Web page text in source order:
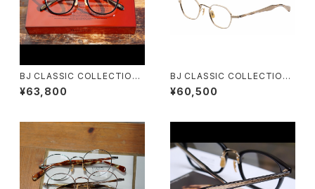
BJ CLASSIC COLLECTION
SH-C548 SHINBARI / CRAF
TSMAN EDITION
¥63,800
BJ CLASSIC COLLECTION
SH-PM140 SHINBARI 芯張り
六角形 多角形 ヘキサゴン
¥60,500